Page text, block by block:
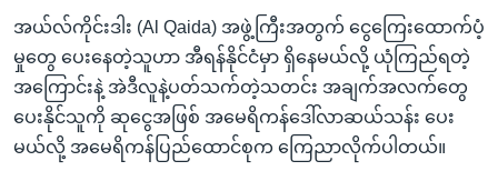
ရန်
နေရာ
သို့
ကျော်
ရန်
အယ်လ်ကိုင်းဒါး (Al Qaida) အဖွဲ့ကြီးအတွက် ငွေကြေးထောက်ပံ့
မှုတွေ ပေးနေတဲ့သူဟာ အီရန်နိုင်ငံမှာ ရှိနေမယ်လို့ ယုံကြည်ရတဲ့
အကြောင်းနဲ့ အဲဒီလူနဲ့ပတ်သက်တဲ့သတင်း အချက်အလက်တွေ
ပေးနိုင်သူကို ဆုငွေအဖြစ် အမေရိကန်ဒေါ်လာဆယ်သန်း ပေး
မယ်လို့ အမေရိကန်ပြည်ထောင်စုက ကြေညာလိုက်ပါတယ်။